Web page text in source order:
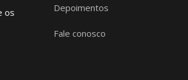
os
Depoimentos
Fale conosco